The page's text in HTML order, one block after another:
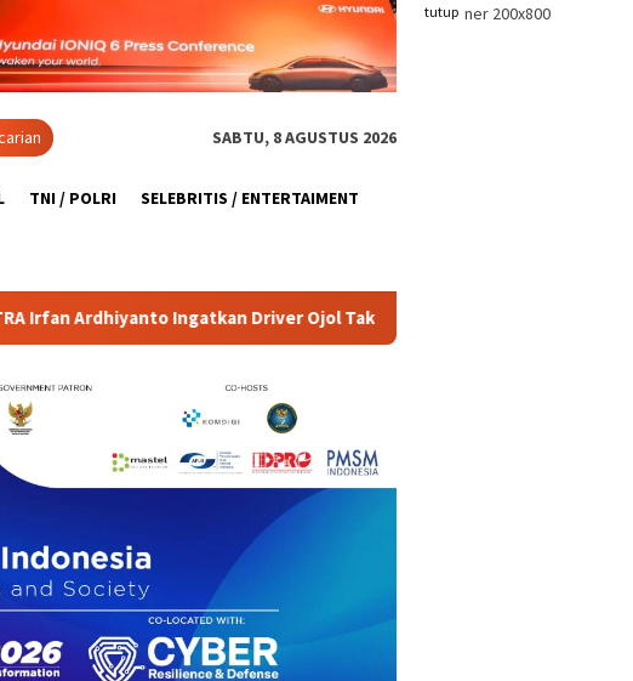
tutup
SABTU, 8 AGUSTUS 2026
TNI / POLRI SELEBRITIS / ENTERTAIMENT
Driver Ojol Tak Terpancing Provokasi